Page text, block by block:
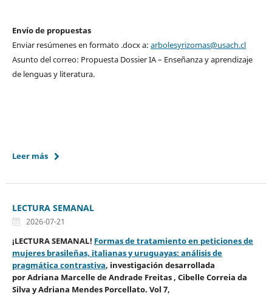
Envío de propuestas
Enviar resúmenes en formato .docx a: arbolesyrizomas@usach.cl
Asunto del correo: Propuesta Dossier IA – Enseñanza y aprendizaje
de lenguas y literatura.
Leer más
LECTURA SEMANAL
2026-07-21
¡LECTURA SEMANAL! Formas de tratamiento en peticiones de
mujeres brasileñas, italianas y uruguayas: análisis de
pragmática contrastiva, investigación desarrollada
porAdriana Marcelle de Andrade Freitas , Cibelle Correia da
Silva y Adriana Mendes Porcellato. Vol 7,